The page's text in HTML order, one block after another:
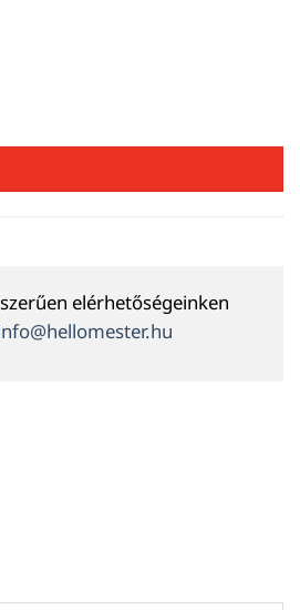
elérhetőségeinken